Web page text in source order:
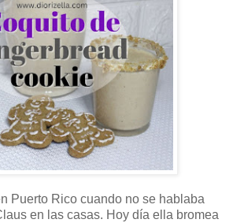
Puerto Rico cuando no se hablaba
en las casas. Hoy día ella bromea